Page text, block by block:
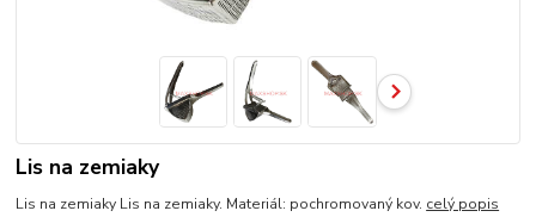
Lis na zemiaky
Lis na zemiaky Lis na zemiaky. Materiál: pochromovaný kov. celý popis